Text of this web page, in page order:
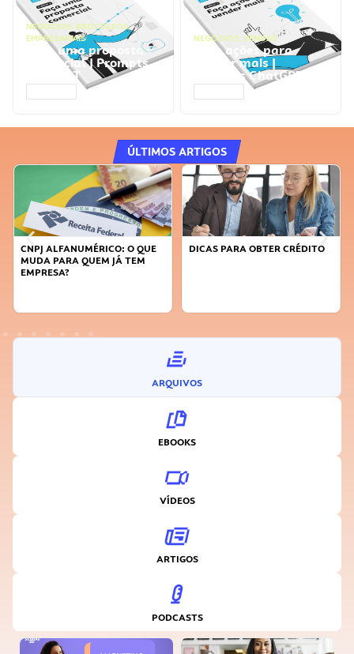
NEGÓCIOS, PROCESSOS
EMPRESARIAIS
Faça uma proposta
comercial | Prompts
ChatGPT
NEGÓCIOS, VENDAS
Faça ações para
vender mais |
Prompts ChatGPT
ÚLTIMOS ARTIGOS
CNPJ ALFANUMÉRICO: O QUE
MUDA PARA QUEM JÁ TEM
EMPRESA?
DICAS PARA OBTER CRÉDITO
ARQUIVOS
EBOOKS
VÍDEOS
ARTIGOS
PODCASTS